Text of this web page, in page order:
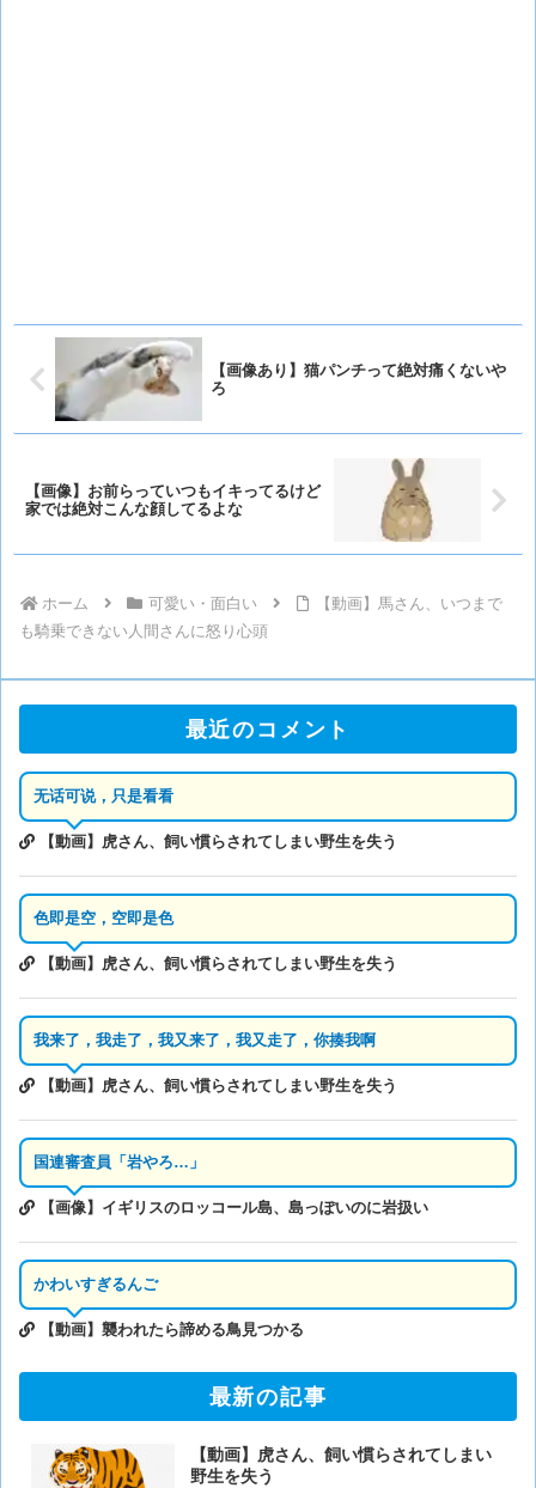
【画像あり】猫パンチって絶対痛くないや
ろ
【画像】お前らっていつもイキってるけど
家では絶対こんな顔してるよな
ホーム 可愛い・面白い
【動画】馬さん、いつまで
も騎乗できない人間さんに怒り心頭
最近のコメント
无话可说，只是看看
【動画】虎さん、飼い慣らされてしまい野生を失う
色即是空，空即是色
【動画】虎さん、飼い慣らされてしまい野生を失う
我来了，我走了，我又来了，我又走了，你揍我啊
【動画】虎さん、飼い慣らされてしまい野生を失う
国連審査員「岩やろ…」
【画像】イギリスのロッコール島、島っぽいのに岩扱い
かわいすぎるんご
【動画】襲われたら諦める鳥見つかる
最新の記事
【動画】虎さん、飼い慣らされてしまい
野生を失う